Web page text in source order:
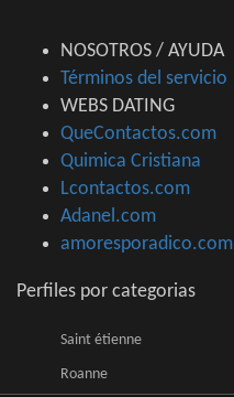
NOSOTROS / AYUDA
Términos del servicio
WEBS DATING
QueContactos.com
Quimica Cristiana
Lcontactos.com
Adanel.com
amoresporadico.com
Perfiles por categorias
Saint étienne
Roanne